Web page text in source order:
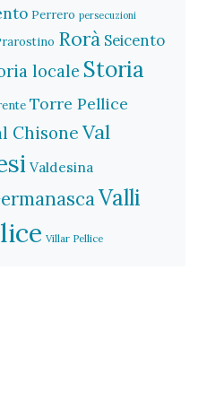
Perrero persecuzioni
Rorà Seicento
locale Storia
Torre Pellice
Chisone Val
Valdesina
Valli
Villar Pellice